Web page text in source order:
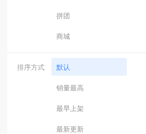
拼团
商城
排序方式 默认
销量最高
最早上架
最新更新